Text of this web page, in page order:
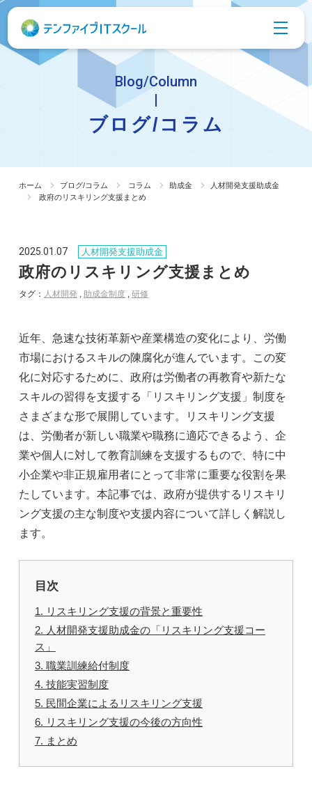
Blog/Column
ブログ/コラム
ホーム ブログ/コラム コラム 助成金
人材開発支援助成金
政府のリスキリング支援まとめ
2025.01.07 人材開発支援助成金
政府のリスキリング支援まとめ
タグ： 人材開発 助成金制度 研修
近年、急速な技術革新や産業構造の変化により、労働
市場におけるスキルの陳腐化が進んでいます。この変
化に対応するために、政府は労働者の再教育や新たな
スキルの習得を支援する「リスキリング支援」制度を
さまざまな形で展開しています。リスキリング支援
は、労働者が新しい職業や職務に適応できるよう、企
業や個人に対して教育訓練を支援するもので、特に中
小企業や非正規雇用者にとって非常に重要な役割を果
たしています。本記事では、政府が提供するリスキリ
ング支援の主な制度や支援内容について詳しく解説し
ます。
目次
1. リスキリング支援の背景と重要性
2. 人材開発支援助成金の「リスキリング支援コー
ス」
3. 職業訓練給付制度
4. 技能実習制度
5. 民間企業によるリスキリング支援
6. リスキリング支援の今後の方向性
7. まとめ